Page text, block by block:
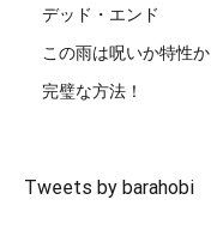
デッド・エンド
この雨は呪いか特性か
完璧な方法！
Tweets by barahobi